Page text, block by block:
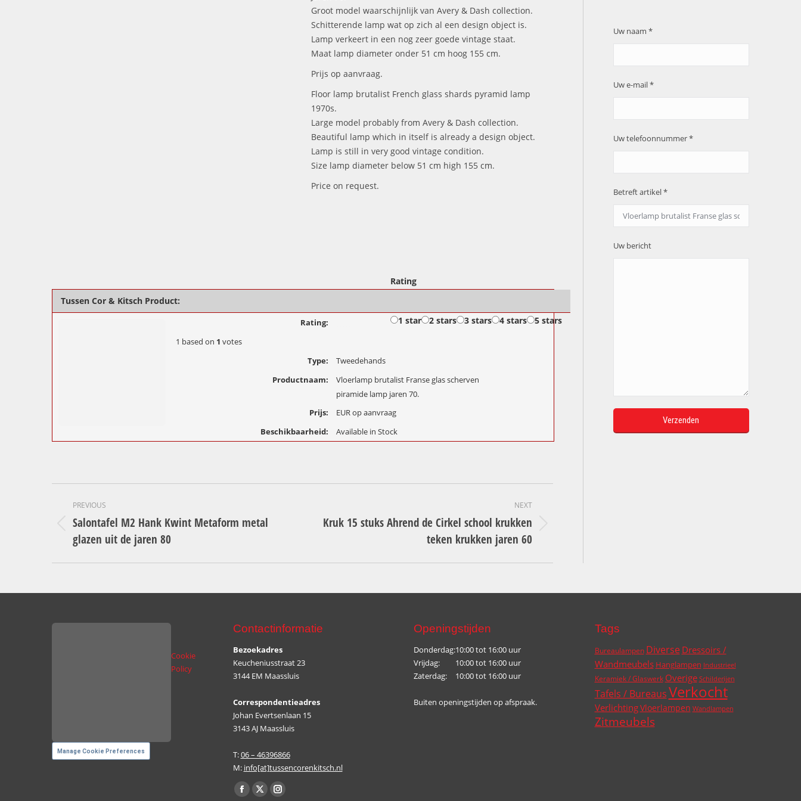
Groot model waarschijnlijk van Avery & Dash collection.
Schitterende lamp wat op zich al een design object is.
Lamp verkeert in een nog zeer goede vintage staat.
Maat lamp diameter onder 51 cm hoog 155 cm.
Prijs op aanvraag.
Floor lamp brutalist French glass shards pyramid lamp
1970s.
Large model probably from Avery & Dash collection.
Beautiful lamp which in itself is already a design object.
Lamp is still in very good vintage condition.
Size lamp diameter below 51 cm high 155 cm.
Price on request.
Tussen Cor & Kitsch Product:
Rating
1 star 2 stars 3 stars 4 stars 5 stars
Rating:
1 based on 1 votes
Type:
Tweedehands
Productnaam:
Vloerlamp brutalist Franse glas scherven
piramide lamp jaren 70.
Prijs:
EURop aanvraag
Beschikbaarheid:
Available in Stock
navigation
PREVIOUS
Previous
project:
Salontafel M2 Hank Kwint Metaform metal
glazen uit de jaren 80
NEXT
Next
Kruk 15 stuks Ahrend de Cirkel school krukken
teken krukken jaren 60
Uw naam *
Uw e-mail *
Uw telefoonnummer *
Betreft artikel *
Uw bericht
Cookie
Policy
Manage Cookie Preferences
Contactinformatie
Bezoekadres
Keucheniusstraat 23
3144 EM Maassluis
Correspondentieadres
Johan Evertsenlaan 15
3143 AJ Maassluis
T:06 – 46396866
M: info[at]tussencorenkitsch.nl
Vind ons op:
Facebook
X Instagram
Openingstijden
Donderdag:10:00 tot 16:00 uur
Vrijdag:
10:00 tot 16:00 uur
Zaterdag:
10:00 tot 16:00 uur
Buiten openingstijden op afspraak.
Tags
Bureaulampen Diverse Dressoirs /
Wandmeubels Hanglampen Industrieel
Keramiek / Glaswerk Overige Schilderijen
Tafels / BureausVerkocht
VerlichtingVloerlampen Wandlampen
Zitmeubels